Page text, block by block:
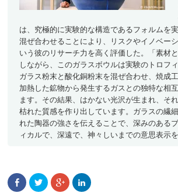
は、究極的に実験的な構造であるフォルムを
混ぜ合わせることにより、リスクやイノベー
いう彼のリサーチ力を高く評価した。「素材
しながら、このガラスボウルは実験のトロフ
ガラス粉末と酸化銅粉末を混ぜ合わせ、焼成
加熱した鉱物から発生するガスとの独特な相
ます。その結果、はかない光沢が生まれ、そ
枯れた質感を作り出しています。ガラスの繊
れた陶器の強さを伝えることで、深みのある
ィカルで、深遠で、神々しいまでの意思表示